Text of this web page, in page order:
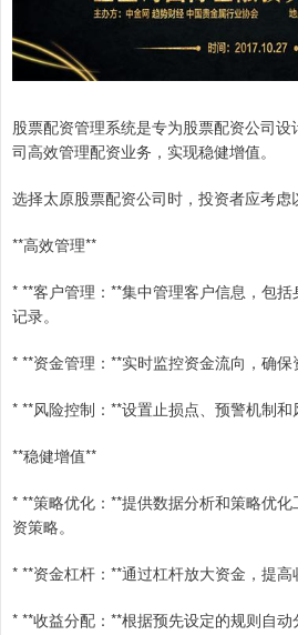
股票配资管理系统是专为股票配资公司
司高效管理配资业务，实现稳健增值。
选择太原股票配资公司时，投资者应考虑
**高效管理**
* **客户管理：**集中管理客户信息，包
记录。
* **资金管理：**实时监控资金流向，确保
* **风险控制：**设置止损点、预警机制和
**稳健增值**
* **策略优化：**提供数据分析和策略优
资策略。
* **资金杠杆：**通过杠杆放大资金，提高
* **收益分配：**根据预先设定的规则自动